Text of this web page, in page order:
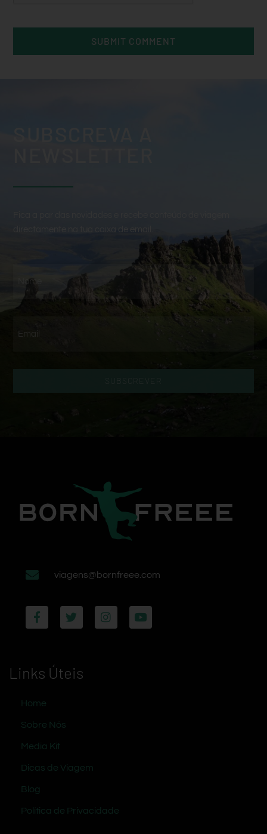
directamente na tua caixa de email.
SUBSCREVER
viagens@bornfreee.com
Links Úteis
Home
Sobre Nós
Media Kit
Dicas de Viagem
Blog
Política de Privacidade